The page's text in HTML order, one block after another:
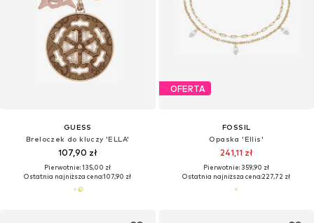
GUESS
Breloczek do kluczy 'ELLA'
107,90 zł
Pierwotnie: 135,00 zł
Ostatnia najniższa cena:107,90 zł
OFERTA
FOSSIL
Opaska 'Ellis'
241,11 zł
Pierwotnie: 359,90 zł
Ostatnia najniższa cena:227,72 zł